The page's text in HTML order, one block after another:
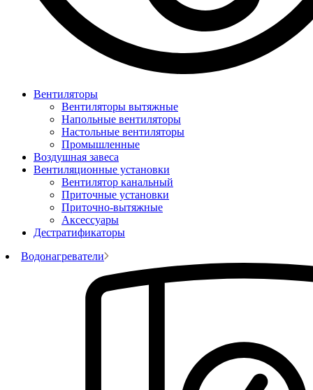
Вентиляторы
Вентиляторы вытяжные
Напольные вентиляторы
Настольные вентиляторы
Промышленные
Воздушная завеса
Вентиляционные установки
Вентилятор канальный
Приточные установки
Приточно-вытяжные
Аксессуары
Дестратификаторы
Водонагреватели